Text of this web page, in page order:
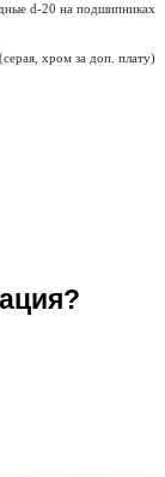
d-20 на подшипниках
хром за доп. плату)